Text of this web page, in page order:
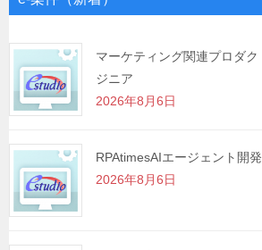
シ
ョ
ン
マーケティング関連プロダ
ジニア
2026年8月6日
RPAtimesAIエージェント開
2026年8月6日